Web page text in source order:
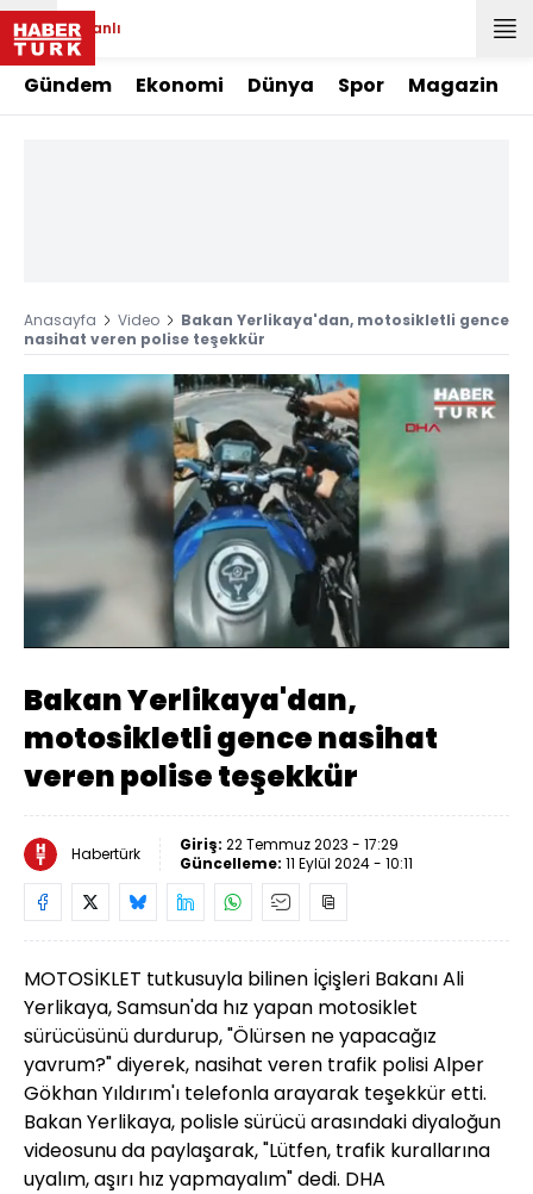
Canlı
Gündem Ekonomi Dünya Spor Magazin
Anasayfa Video
Bakan Yerlikaya'dan, motosikletli gence
nasihat veren polise teşekkür
Aç
Yüklendi:
83.53%
Oynatma
Hızı
Bakan Yerlikaya'dan,
motosikletli gence nasihat
veren polise teşekkür
Habertürk Giriş: 22 Temmuz 2023 - 17:29
Güncelleme: 11 Eylül 2024 - 10:11
MOTOSİKLET tutkusuyla bilinen İçişleri Bakanı Ali
Yerlikaya, Samsun'da hız yapan motosiklet
sürücüsünü durdurup, "Ölürsen ne yapacağız
yavrum?" diyerek, nasihat veren trafik polisi Alper
Gökhan Yıldırım'ı telefonla arayarak teşekkür etti.
Bakan Yerlikaya, polisle sürücü arasındaki diyaloğun
videosunu da paylaşarak, "Lütfen, trafik kurallarına
uyalım, aşırı hız yapmayalım" dedi. DHA